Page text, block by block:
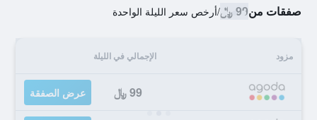
صفقات من99 ﷼ /أرخص سعر الليلة الواحدة
مزود الإجمالي في الليلة
99 ﷼ عرض الصفقة